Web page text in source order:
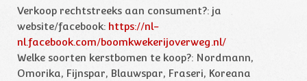
Verkoop rechtstreeks aan consument?: ja
website/facebook: https://nl-
nl.facebook.com/boomkwekerijoverweg.nl/
Welke soorten kerstbomen te koop?: Nordmann,
Omorika, Fijnspar, Blauwspar, Fraseri, Koreana